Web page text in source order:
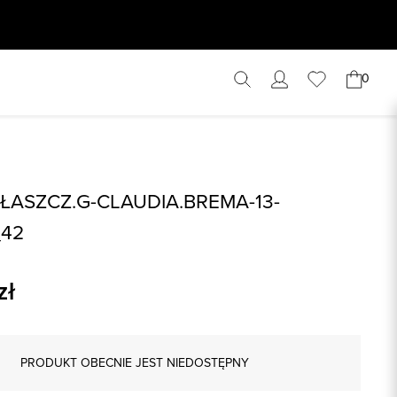
0
CLAUDIA.BREMA-13-
PRODUKT OBECNIE JEST NIEDOSTĘPNY